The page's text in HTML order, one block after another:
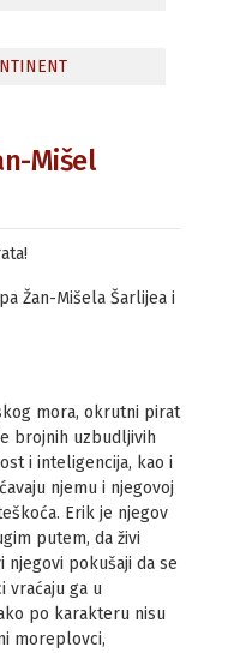
Mišel
Žan-Mišela Šarlijea i
mora, okrutni pirat
brojnih uzbudljivih
i inteligencija, kao i
njemu i njegovoj
Erik je njegov
putem, da živi
njegovi pokušaji da se
vraćaju ga u
po karakteru nisu
moreplov­ci,